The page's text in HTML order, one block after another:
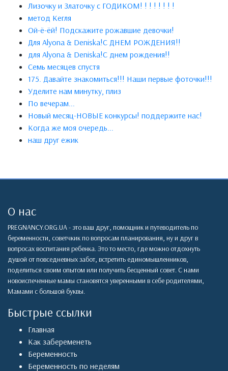
Лизочку и Златочку с ГОДИКОМ! ! ! ! ! ! ! !
метод Кегля
Ой-ё-ёй! Подскажите рожавшие девочки!
Для Alyona & Deniska!С ДНЕМ РОЖДЕНИЯ!!
для Alyona & Deniska!С днем рождения!!
Семь месяцев спустя
175. Давайте знакомиться!!! Наши первые фоточки!!!
Уделите нам минутку, плиз
По вечерам...
Новый месяц-НОВЫЕ конкурсы! поддержите нас!
Когда же моя очередь...
наш друг ежик
О нас
PREGNANCY.ORG.UA - это ваш друг, помощник и путеводитель по
беременности, советчкик по вопросам планирования, ну и друг в
вопросах воспитания ребенка. Это то место, где можно отдохнуть
душой от повседневных забот, встретить единомышленников,
поделиться своим опытом или получить бесценный совет. С нами
новоиспеченные мамы становятся уверенными в себе родителями,
Мамами с большой буквы.
Быстрые ссылки
Главная
Как забеременеть
Беременность
Беременность по неделям